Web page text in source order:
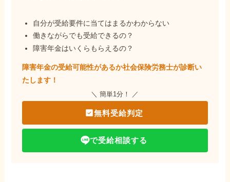
自分が受給要件に当てはまるかわからない
働きながらでも受給できるの？
障害年金はいくらもらえるの？
障害年金の受給可能性があるか社会保険労務士が診断い
たします！
＼ 簡単1分！ ／
無料受給判定
で受給相談する